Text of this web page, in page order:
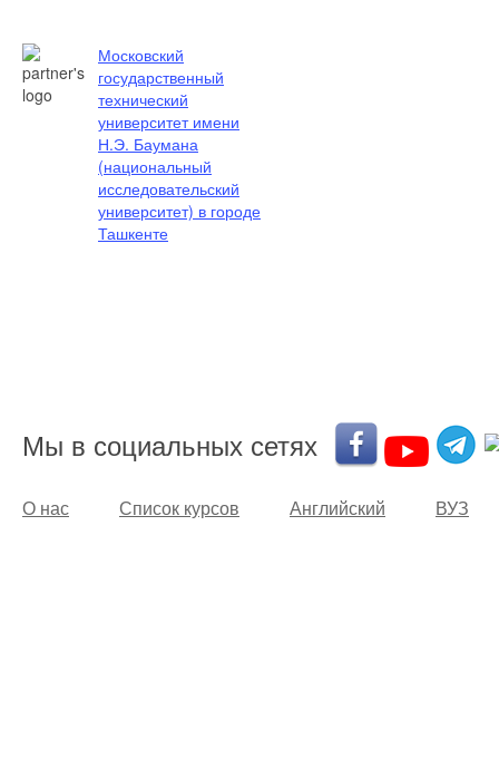
Московский
государственный
технический
университет имени
Н.Э. Баумана
(национальный
исследовательский
университет) в городе
Ташкенте
Мы в социальных сетях
О нас Список курсов Английский ВУЗ